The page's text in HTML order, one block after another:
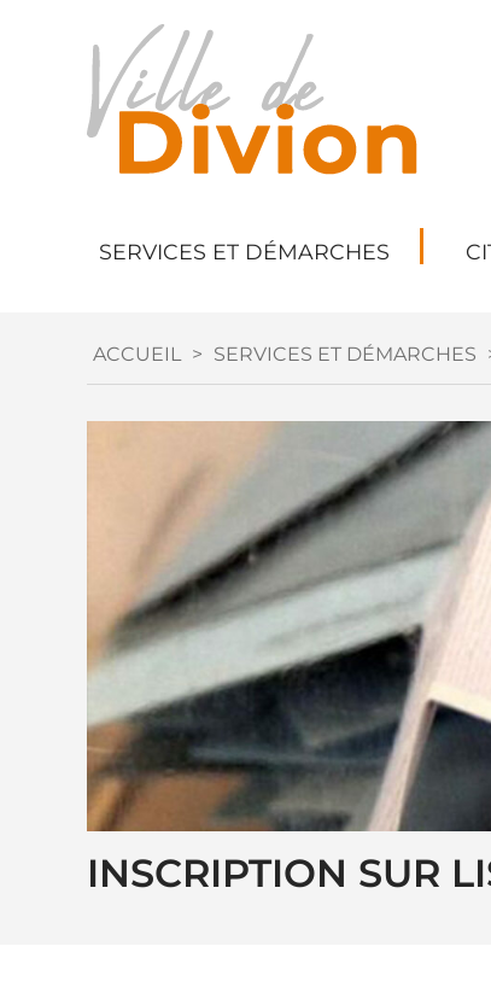
SERVICES ET DÉMARCHES
ACCUEIL > SERVICES ET DÉMARCHES
INSCRIPTION SUR